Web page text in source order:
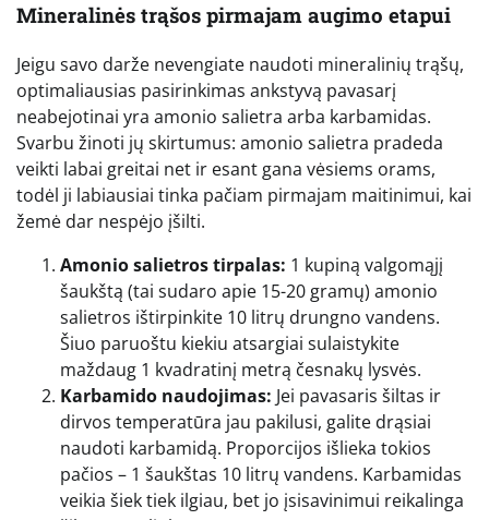
Mineralinės trąšos pirmajam augimo etapui
Jeigu savo darže nevengiate naudoti mineralinių trąšų,
optimaliausias pasirinkimas ankstyvą pavasarį
neabejotinai yra amonio salietra arba karbamidas.
Svarbu žinoti jų skirtumus: amonio salietra pradeda
veikti labai greitai net ir esant gana vėsiems orams,
todėl ji labiausiai tinka pačiam pirmajam maitinimui, kai
žemė dar nespėjo įšilti.
Amonio salietros tirpalas: 1 kupiną valgomąjį
šaukštą (tai sudaro apie 15-20 gramų) amonio
salietros ištirpinkite 10 litrų drungno vandens.
Šiuo paruoštu kiekiu atsargiai sulaistykite
maždaug 1 kvadratinį metrą česnakų lysvės.
Karbamido naudojimas: Jei pavasaris šiltas ir
dirvos temperatūra jau pakilusi, galite drąsiai
naudoti karbamidą. Proporcijos išlieka tokios
pačios – 1 šaukštas 10 litrų vandens. Karbamidas
veikia šiek tiek ilgiau, bet jo įsisavinimui reikalinga